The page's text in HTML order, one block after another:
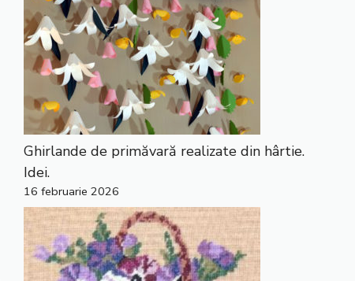
Ghirlande de primăvară realizate din hârtie.
Idei.
16 februarie 2026